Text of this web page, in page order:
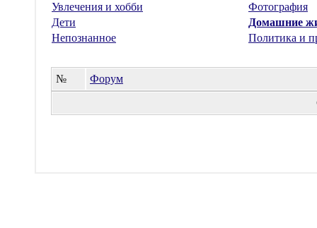
Увлечения и хобби
Фотография
Дети
Домашние
Непознанное
Политика и
№
Форум